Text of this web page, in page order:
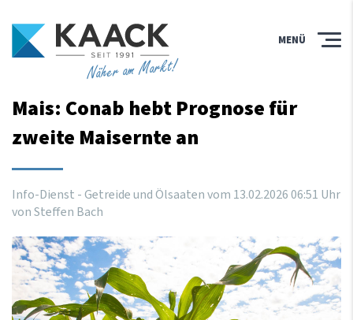
Näher am Markt!
MENÜ
Mais: Conab hebt Prognose für
zweite Maisernte an
Info-Dienst - Getreide und Ölsaaten vom 13.02.202606:51 Uhr
von Steffen Bach